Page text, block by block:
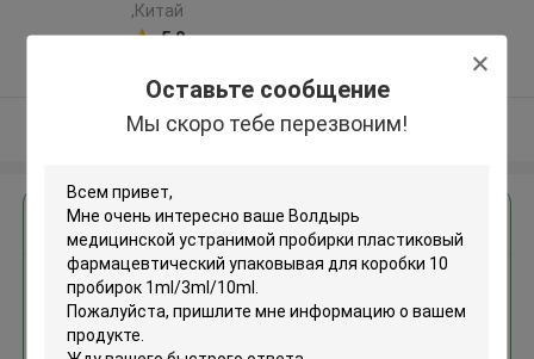
Оставьте сообщение
Мы скоро тебе перезвоним!
,Китай
5.0
поставщик
Осмотрите больше
Получить лучшую цену для
Волдырь медицинской
устранимой пробирки